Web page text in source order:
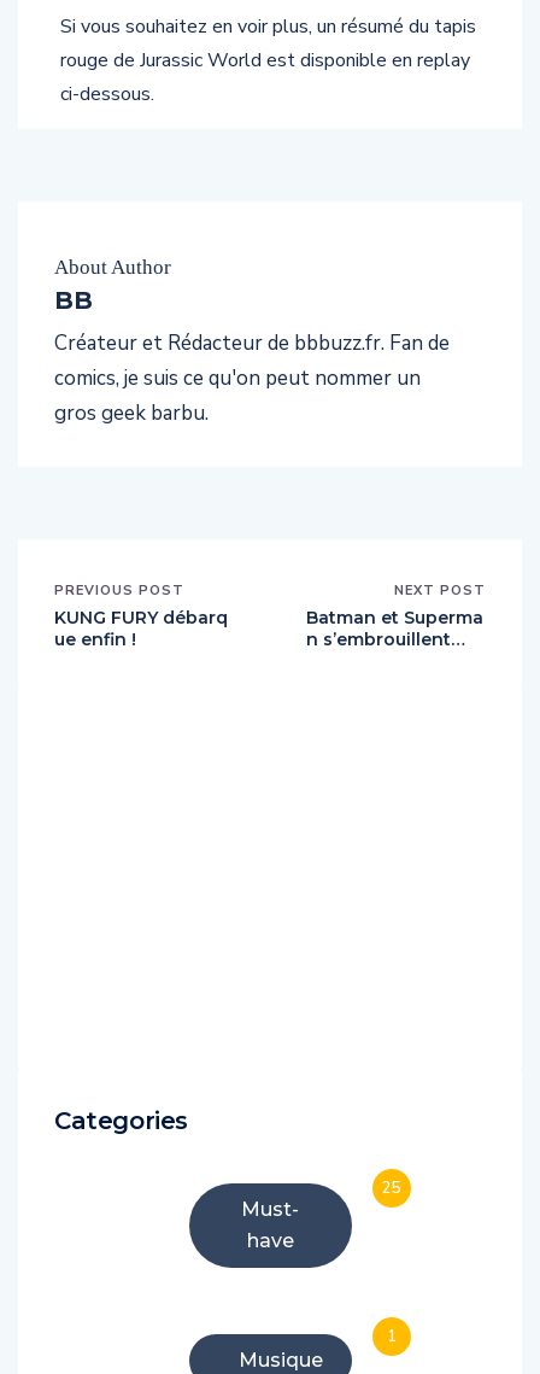
Si vous souhaitez en voir plus, un résumé du tapis
rouge de Jurassic World est disponible en replay
ci-dessous.
About Author
BB
Créateur et Rédacteur de bbbuzz.fr. Fan de
comics, je suis ce qu'on peut nommer un
gros geek barbu.
PREVIOUS POST
KUNG FURY débarq
ue enfin !
NEXT POST
Batman et Superma
n s’embrouillent…
Categories
Must-
have
25
Musique
1